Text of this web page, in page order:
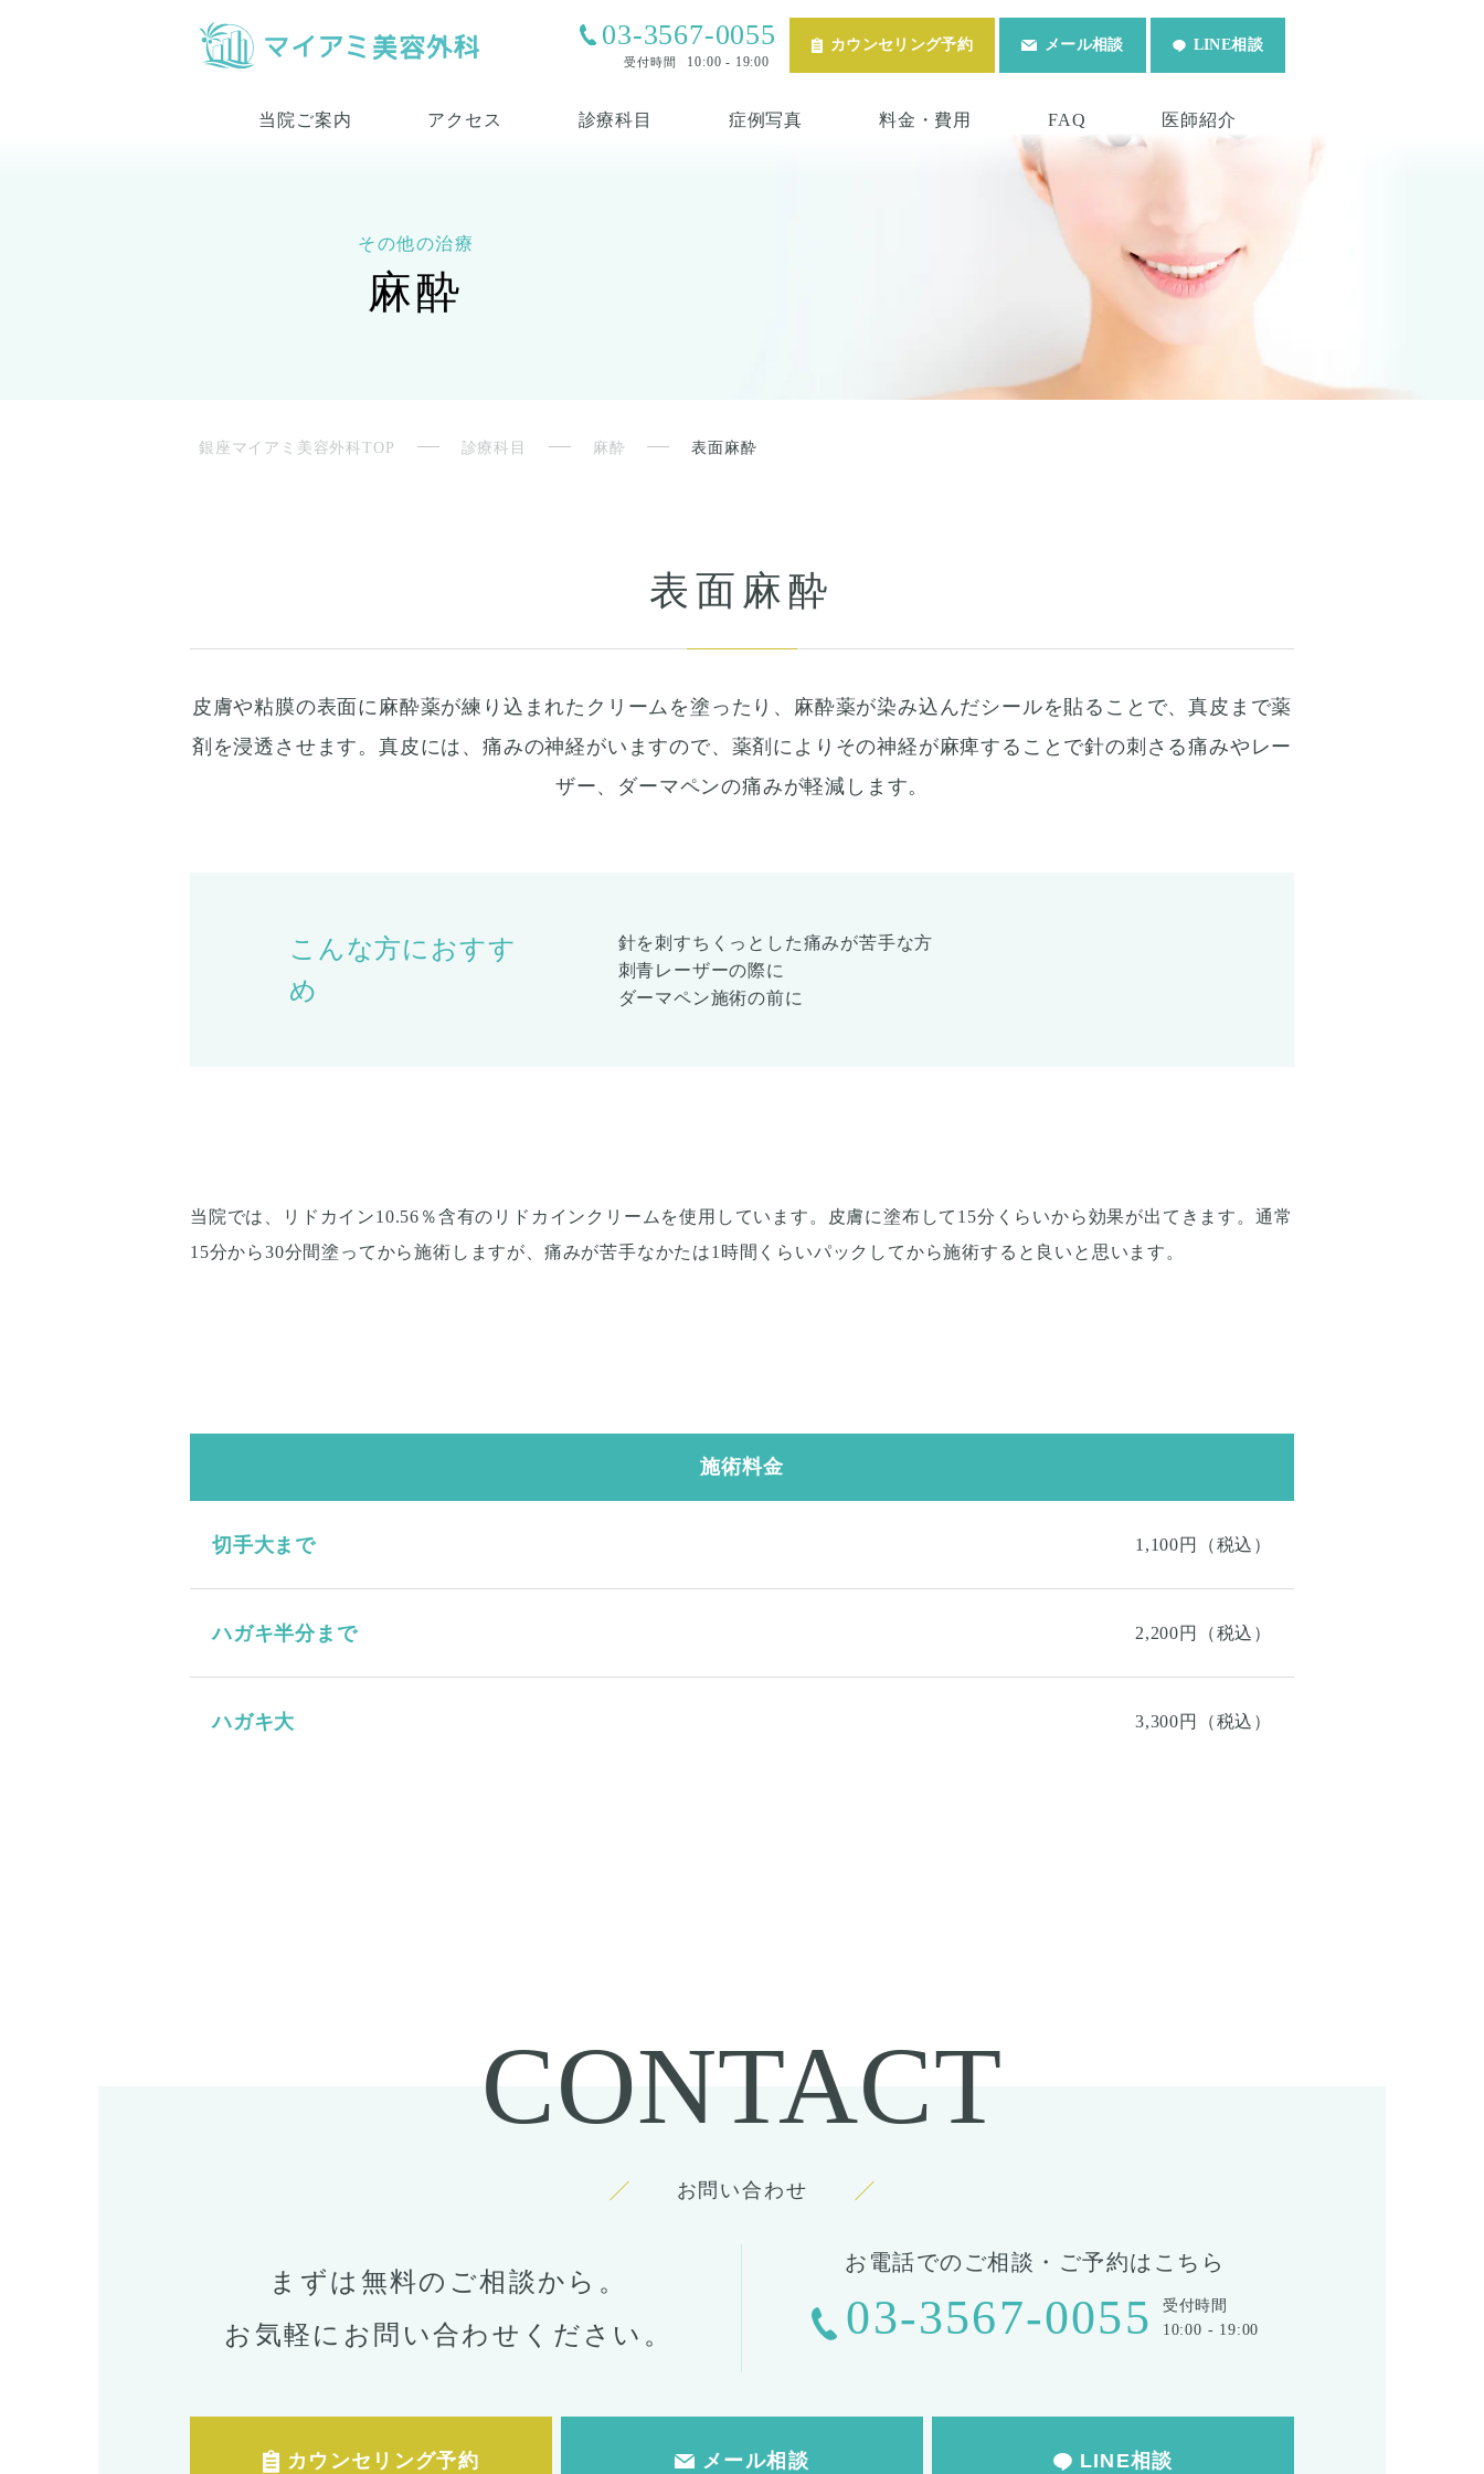
03-3567-0055
受付時間 10:00 - 19:00
カウンセリング予約 メール相談 LINE相談
当院ご案内 アクセス 診療科目 症例写真 料金・費用 FAQ 医師紹介
その他の治療
麻酔
銀座マイアミ美容外科TOP 診療科目 麻酔 表面麻酔
表面麻酔
皮膚や粘膜の表面に麻酔薬が練り込まれたクリームを塗ったり、麻酔薬が染み込んだシールを貼ることで、真皮まで薬
剤を浸透させます。真皮には、痛みの神経がいますので、薬剤によりその神経が麻痺することで針の刺さる痛みやレー
ザー、ダーマペンの痛みが軽減します。
こんな方におすす
め
針を刺すちくっとした痛みが苦手な方
刺青レーザーの際に
ダーマペン施術の前に
当院では、リドカイン10.56％含有のリドカインクリームを使用しています。皮膚に塗布して15分くらいから効果が出てきます。通常
15分から30分間塗ってから施術しますが、痛みが苦手なかたは1時間くらいパックしてから施術すると良いと思います。
施術料金
切手大まで 1,100円（税込）
ハガキ半分まで 2,200円（税込）
ハガキ大 3,300円（税込）
CONTACT
お問い合わせ
まずは無料のご相談から。
お気軽にお問い合わせください。
お電話でのご相談・ご予約はこちら
03-3567-0055
受付時間
10:00 - 19:00
カウンセリング予約 メール相談 LINE相談